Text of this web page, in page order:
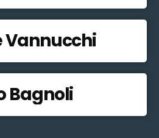
Vannucchi
Bagnoli